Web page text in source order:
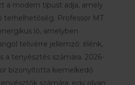
a modern típust adja, amely
terhelhetőség. Professor MT
ló, amelyben
telivérre jellemző: élénk,
tenyésztés számára. 2026-
bizonyította kiemelkedő
számára: egy olyan